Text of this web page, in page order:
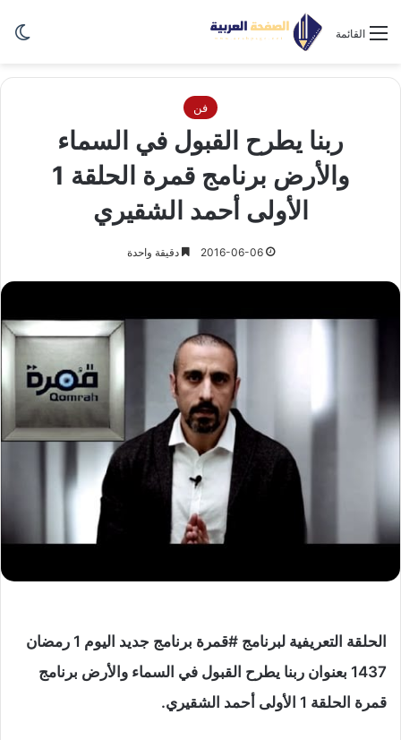
القائمة
فن
ربنا يطرح القبول في السماء
والأرض برنامج قمرة الحلقة 1
الأولى أحمد الشقيري
2016-06-06 دقيقة واحدة
الحلقة التعريفية لبرنامج ⁧ #‏قمرة‬
⁩ برنامج جديد اليوم 1 رمضان
1437 بعنوان ربنا يطرح القبول في السماء والأرض برنامج
قمرة الحلقة 1 الأولى أحمد الشقيري.